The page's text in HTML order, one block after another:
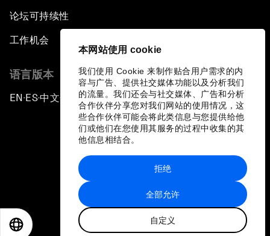
本网站使用 cookie
我们使用 Cookie 来制作贴合用户需求的内
容与广告、提供社交媒体功能以及分析我们
的流量。我们还会与社交媒体、广告和分析
合作伙伴分享您对我们网站的使用情况，这
些合作伙伴可能会将此类信息与您提供给他
们或他们在您使用其服务的过程中收集的其
他信息相结合。
全部允许
自定义
拒绝
论坛可持续性
工作机会
语言版本
EN ▪ES▪中文▪ 日本語
站点地图
世界经济论坛